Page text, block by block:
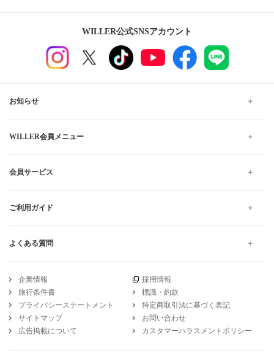
WILLER公式SNSアカウント
お知らせ
WILLER会員メニュー
会員サービス
ご利用ガイド
よくある質問
企業情報
採用情報
旅行条件書
標識・約款
プライバシーステートメント
特定商取引法に基づく表記
サイトマップ
お問い合わせ
広告掲載について
カスタマーハラスメントポリシー